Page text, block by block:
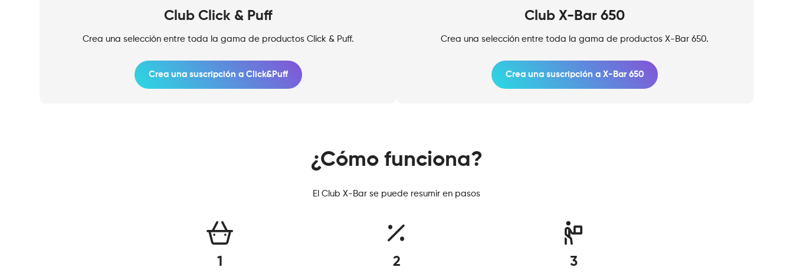
Club Click & Puff
Crea una selección entre toda la gama de productos Click & Puff.
Crea una suscripción a Click&Puff
Club X-Bar 650
Crea una selección entre toda la gama de productos X-Bar 650.
Crea una suscripción a X-Bar 650
¿Cómo funciona?
El Club X-Bar se puede resumir en pasos
1 2 3